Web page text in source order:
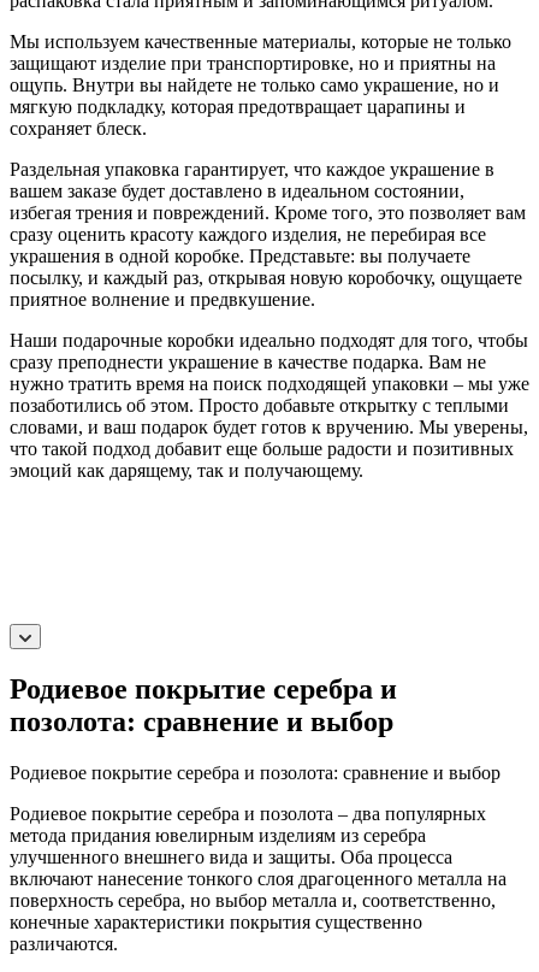
Мы используем качественные материалы, которые не только
защищают изделие при транспортировке, но и приятны на
ощупь. Внутри вы найдете не только само украшение, но и
мягкую подкладку, которая предотвращает царапины и
сохраняет блеск.
Раздельная упаковка гарантирует, что каждое украшение в
вашем заказе будет доставлено в идеальном состоянии,
избегая трения и повреждений. Кроме того, это позволяет вам
сразу оценить красоту каждого изделия, не перебирая все
украшения в одной коробке. Представьте: вы получаете
посылку, и каждый раз, открывая новую коробочку, ощущаете
приятное волнение и предвкушение.
Наши подарочные коробки идеально подходят для того, чтобы
сразу преподнести украшение в качестве подарка. Вам не
нужно тратить время на поиск подходящей упаковки – мы уже
позаботились об этом. Просто добавьте открытку с теплыми
словами, и ваш подарок будет готов к вручению. Мы уверены,
что такой подход добавит еще больше радости и позитивных
эмоций как дарящему, так и получающему.
Родиевое покрытие серебра и
позолота: сравнение и выбор
Родиевое покрытие серебра и позолота: сравнение и выбор
Родиевое покрытие серебра и позолота – два популярных
метода придания ювелирным изделиям из серебра
улучшенного внешнего вида и защиты. Оба процесса
включают нанесение тонкого слоя драгоценного металла на
поверхность серебра, но выбор металла и, соответственно,
конечные характеристики покрытия существенно
различаются.